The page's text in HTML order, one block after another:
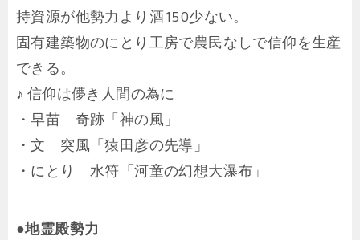
持資源が他勢力より酒150少ない。
固有建築物のにとり工房で農民なしで信仰を生産
できる。
♪ 信仰は儚き人間の為に
・早苗 奇跡「神の風」
・文 突風「猿田彦の先導」
・にとり 水符「河童の幻想大瀑布」
●地霊殿勢力